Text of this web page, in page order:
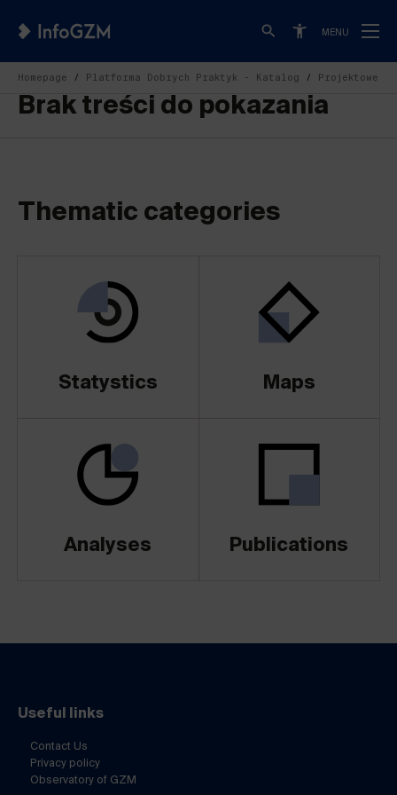
MENU
Homepage Platforma Dobrych Praktyk - Katalog Projektowe
Brak treści do pokazania
Thematic categories
Statystics Maps
Analyses Publications
Useful links
Contact Us
Privacy policy
Observatory of GZM